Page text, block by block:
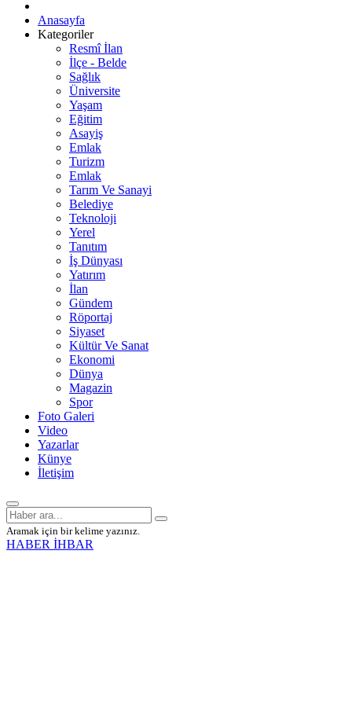
Anasayfa
Kategoriler
Resmî İlan
İlçe - Belde
Sağlık
Üniversite
Yaşam
Eğitim
Asayiş
Emlak
Turizm
Emlak
Tarım Ve Sanayi
Belediye
Teknoloji
Yerel
Tanıtım
İş Dünyası
Yatırım
İlan
Gündem
Röportaj
Siyaset
Kültür Ve Sanat
Ekonomi
Dünya
Magazin
Spor
Foto Galeri
Video
Yazarlar
Künye
İletişim
Aramak için bir kelime yazınız.
HABER İHBAR